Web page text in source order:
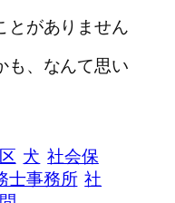
とがありません
も、なんて思い
犬 社会保
士事務所 社